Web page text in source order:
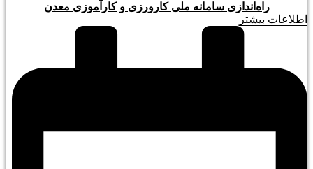
راه‌اندازی سامانه ملی کارورزی و کارآموزی معدن
اطلاعات بیشتر